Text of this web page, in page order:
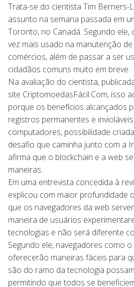
Trata-se do cientista Tim Berners-
assunto na semana passada em
Toronto, no Canadá. Segundo ele,
vez mais usado na manutenção
comércios, além de passar a ser
cidadãos comuns muito em breve.
Na avaliação do cientista,
site CriptomoedasFácil.Com, isso
porque os benefícios alcançados
registros permanentes e
computadores, possibilidade
desafio que caminha junto com a
afirma que o blockchain e a web
maneiras.
Em uma entrevista concedida à
explicou com maior profundidade
que os navegadores da web
maneira de usuários
tecnologias e não será diferente
Segundo ele, navegadores como
oferecerão maneiras fáceis para
são do ramo da tecnologia
permitindo que todos se